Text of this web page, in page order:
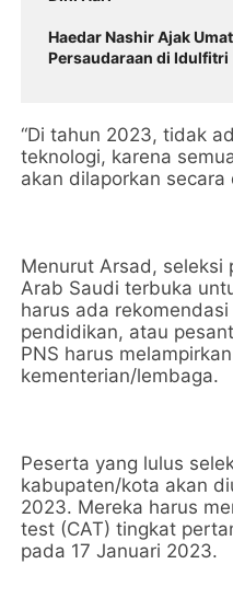
Haedar Nashir Ajak
Persaudaraan di Idulfitri
“Di tahun 2023, tidak
teknologi, karena
akan dilaporkan secara
Menurut Arsad, seleksi
Arab Saudi terbuka
harus ada
pendidikan, atau
PNS harus
kementerian/lembaga.
Peserta yang lulus
kabupaten/kota akan
2023. Mereka harus
test (CAT) tingkat
pada 17 Januari 2023.